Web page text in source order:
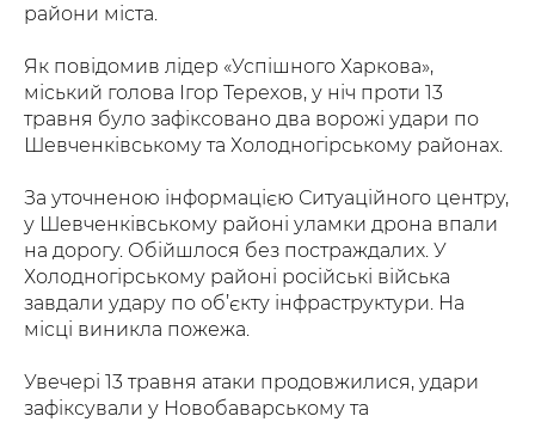
райони міста.
Як повідомив лідер «Успішного Харкова»,
міський голова Ігор Терехов, у ніч проти 13
травня було зафіксовано два ворожі удари по
Шевченківському та Холодногірському районах.
За уточненою інформацією Ситуаційного центру,
у Шевченківському районі уламки дрона впали
на дорогу. Обійшлося без постраждалих. У
Холодногірському районі російські війська
завдали удару по об’єкту інфраструктури. На
місці виникла пожежа.
Увечері 13 травня атаки продовжилися, удари
зафіксували у Новобаварському та